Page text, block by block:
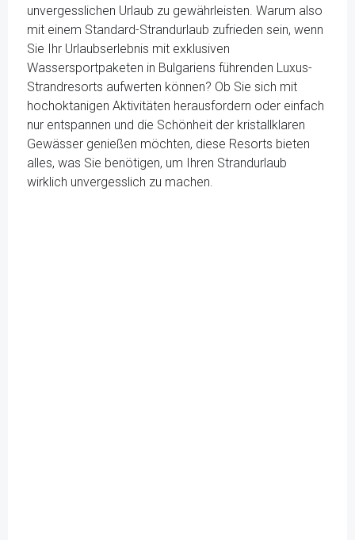
unvergesslichen Urlaub zu gewährleisten. Warum also
mit einem Standard-Strandurlaub zufrieden sein, wenn
Sie Ihr Urlaubserlebnis mit exklusiven
Wassersportpaketen in Bulgariens führenden Luxus-
Strandresorts aufwerten können? Ob Sie sich mit
hochoktanigen Aktivitäten herausfordern oder einfach
nur entspannen und die Schönheit der kristallklaren
Gewässer genießen möchten, diese Resorts bieten
alles, was Sie benötigen, um Ihren Strandurlaub
wirklich unvergesslich zu machen.